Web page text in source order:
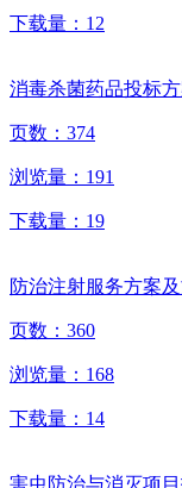
下载量： 12
消毒杀菌药品投标
页数： 374
浏览量： 191
下载量： 19
防治注射服务方案
页数： 360
浏览量： 168
下载量： 14
害虫防治与消灭项